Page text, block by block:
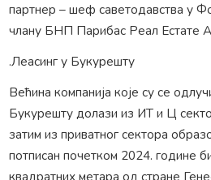
партнер – шеф саветодавства у
члану БНП Парибас Реал Естате
.Леасинг у Букурешту
Већина компанија које су се
Букурешту долази из ИТ и Ц
затим из приватног сектора
потписан почетком 2024. године
квадратних метара од стране